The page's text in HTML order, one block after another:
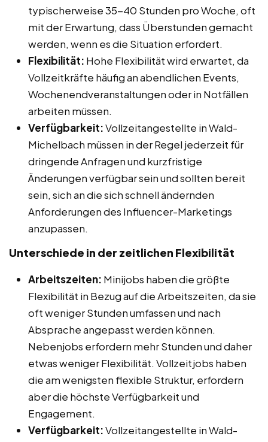
typischerweise 35-40 Stunden pro Woche, oft
mit der Erwartung, dass Überstunden gemacht
werden, wenn es die Situation erfordert.
Flexibilität: Hohe Flexibilität wird erwartet, da
Vollzeitkräfte häufig an abendlichen Events,
Wochenendveranstaltungen oder in Notfällen
arbeiten müssen.
Verfügbarkeit:Vollzeitangestellte in Wald-
Michelbach müssen in der Regel jederzeit für
dringende Anfragen und kurzfristige
Änderungen verfügbar sein und sollten bereit
sein, sich an die sich schnell ändernden
Anforderungen des Influencer-Marketings
anzupassen.
Unterschiede in der zeitlichen Flexibilität
Arbeitszeiten: Minijobs haben die größte
Flexibilität in Bezug auf die Arbeitszeiten, da sie
oft weniger Stunden umfassen und nach
Absprache angepasst werden können.
Nebenjobs erfordern mehr Stunden und daher
etwas weniger Flexibilität. Vollzeitjobs haben
die am wenigsten flexible Struktur, erfordern
aber die höchste Verfügbarkeit und
Engagement.
Verfügbarkeit:Vollzeitangestellte in Wald-